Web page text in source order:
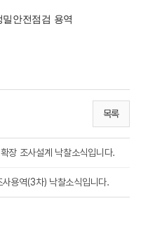
안전점검 용역
목록
장 조사설계 낙찰소식입니다.
용역(3차) 낙찰소식입니다.